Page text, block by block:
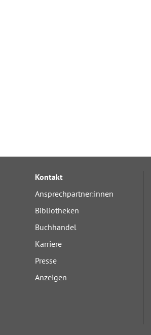
Kontakt
Ansprechpartner:innen
Bibliotheken
Buchhandel
Karriere
Presse
Anzeigen